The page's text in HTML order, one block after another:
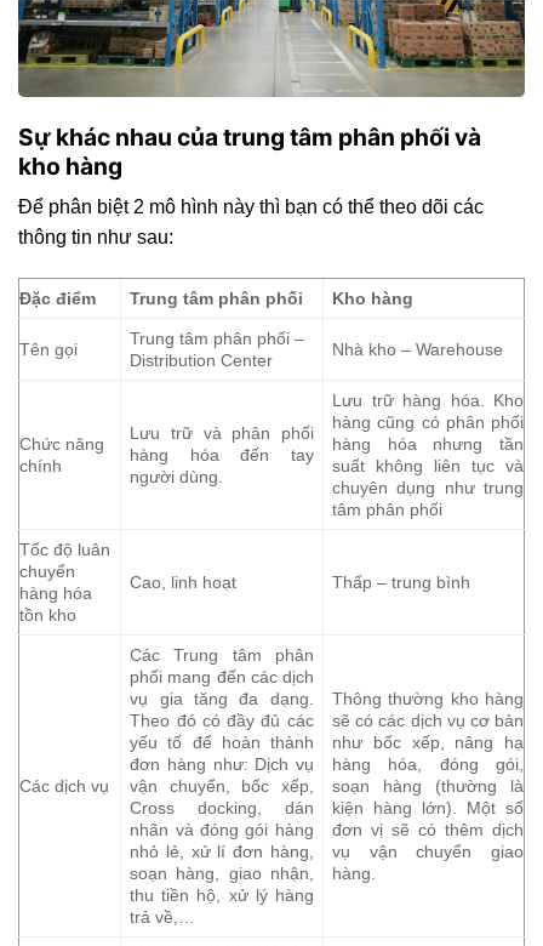
Sự khác nhau của trung tâm phân phối và
kho hàng
Để phân biệt 2 mô hình này thì bạn có thể theo dõi các
thông tin như sau:
Đặc điểm Trung tâm phân phối Kho hàng
Tên gọi
Trung tâm phân phối –
Distribution Center
Nhà kho – Warehouse
Chức năng
chính
Lưu trữ và phân phối
hàng hóa đến tay
người dùng.
Lưu trữ hàng hóa. Kho
hàng cũng có phân phối
hàng hóa nhưng tần
suất không liên tục và
chuyên dụng như trung
tâm phân phối
Tốc độ luân
chuyển
hàng hóa
tồn kho
Cao, linh hoạt Thấp – trung bình
Các dịch vụ
Các Trung tâm phân
phối mang đến các dịch
vụ gia tăng đa dạng.
Theo đó có đầy đủ các
yếu tố để hoàn thành
đơn hàng như: Dịch vụ
vận chuyển, bốc xếp,
Cross docking, dán
nhãn và đóng gói hàng
nhỏ lẻ, xử lí đơn hàng,
soạn hàng, giao nhận,
thu tiền hộ, xử lý hàng
trả về,…
Thông thường kho hàng
sẽ có các dịch vụ cơ bản
như bốc xếp, nâng hạ
hàng hóa, đóng gói,
soạn hàng (thường là
kiện hàng lớn). Một số
đơn vị sẽ có thêm dịch
vụ vận chuyển giao
hàng.